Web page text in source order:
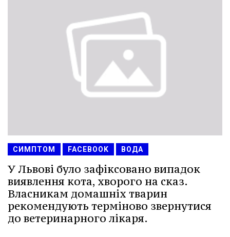
СИМПТОМ FACEBOOK ВОДА
У Львові було зафіксовано випадок
виявлення кота, хворого на сказ.
Власникам домашніх тварин
рекомендують терміново звернутися
до ветеринарного лікаря.